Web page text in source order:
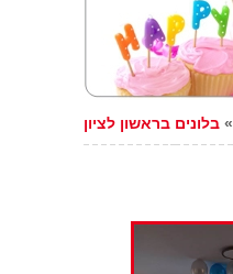
»בלונים בראשון לציון